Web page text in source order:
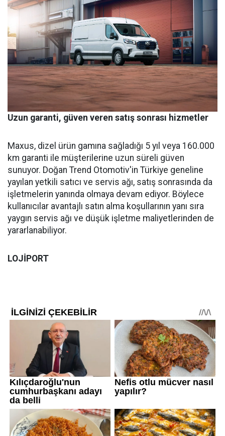
Uzun garanti, güven veren satış sonrası hizmetler
Maxus, dizel ürün gamına sağladığı 5 yıl veya 160.000
km garanti ile müşterilerine uzun süreli güven
sunuyor. Doğan Trend Otomotiv'in Türkiye geneline
yayılan yetkili satıcı ve servis ağı, satış sonrasında da
işletmelerin yanında olmaya devam ediyor. Böylece
kullanıcılar avantajlı satın alma koşullarının yanı sıra
yaygın servis ağı ve düşük işletme maliyetlerinden de
yararlanabiliyor.
LOJİPORT